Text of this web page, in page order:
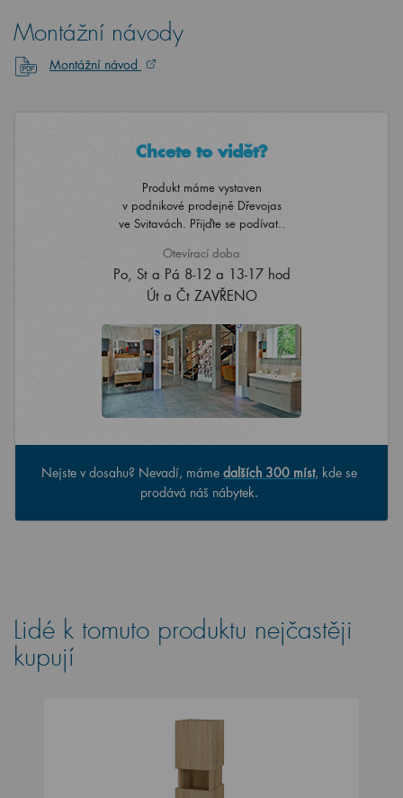
Montážní návody
Montážní návod
Chcete to vidět?
Produkt máme vystaven
v podnikové prodejně Dřevojas
ve Svitavách. Přijďte se podívat..
Otevírací doba
Po, St a Pá 8-12 a 13-17 hod
Út a Čt ZAVŘENO
Nejste v dosahu? Nevadí, máme dalších 300 míst, kde se
prodává náš nábytek.
Lidé k tomuto produktu nejčastěji
kupují